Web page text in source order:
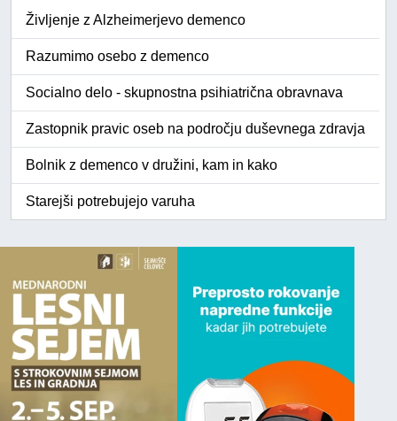
Življenje z Alzheimerjevo demenco
Razumimo osebo z demenco
Socialno delo - skupnostna psihiatrična obravnava
Zastopnik pravic oseb na področju duševnega zdravja
Bolnik z demenco v družini, kam in kako
Starejši potrebujejo varuha